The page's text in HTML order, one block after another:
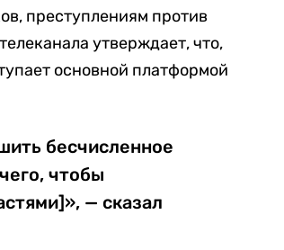
преступлениям против
утверждает, что,
основной платформой
бесчисленное
чтобы
— сказал